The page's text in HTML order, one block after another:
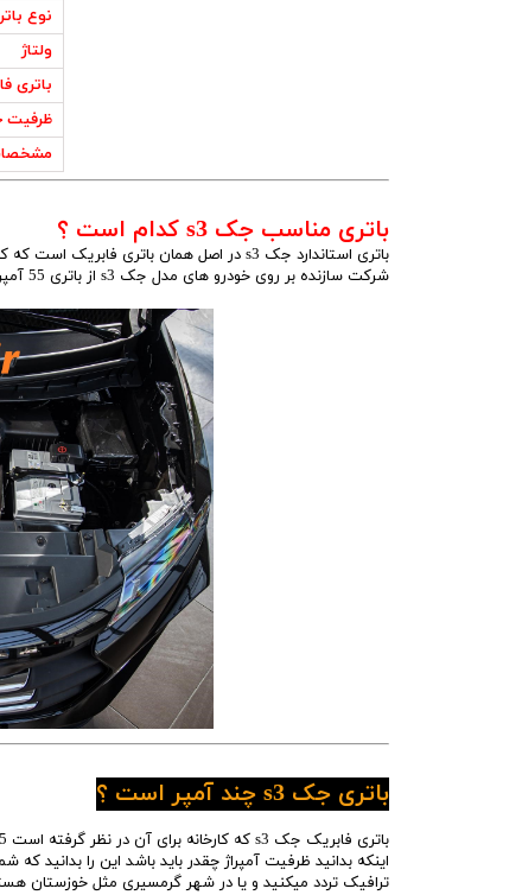
نوع
ولتاژ
باتری
ظرفیت
باتری مناسب جک s3 کدام است ؟
باتری استاندارد جک s3 در اصل همان باتری فابریک است که کارخانه خودرو سازی هنگام تولید بر روی ماشین قرار میدهد
شرکت سازنده بر روی خودرو های مدل جک s3 از باتری 55 آمپری استفاده میکند.
باتری جک s3 چند آمپر است ؟
اینکه بدانید ظرفیت آمپراژ چقدر باید باشد این را بدانید
ترافیک تردد میکنید و یا در شهر گرمسیری مثل خوزستان